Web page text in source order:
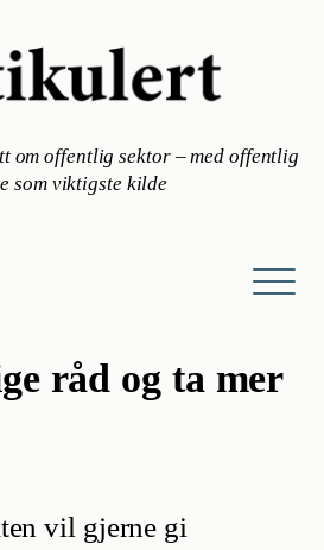
om offentlig sektor – med offentlig
som viktigste kilde
råd og ta mer
vil gjerne gi